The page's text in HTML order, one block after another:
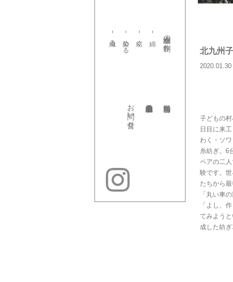
小倉織の制作
紡ぐ
染める
織る
お問い合せ
北九州
2020.01.30
子どもの
日目に来
わく・ソ
糸紡ぎ。6
ペアの二
験です。
たちから
「丸い車
「よし、
てみよう
成した紡